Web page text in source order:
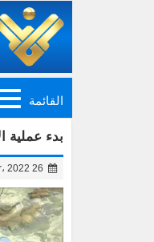
القائمة
بدء عملية